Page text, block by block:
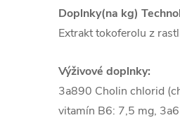
Doplnky(na kg)
Extrakt tokoferolu z
Výživové doplnky:
3a890 Cholin chlorid
vitamín B6: 7,5 mg,